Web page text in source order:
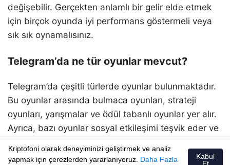
değişebilir. Gerçekten anlamlı bir gelir elde etmek
için birçok oyunda iyi performans göstermeli veya
sık sık oynamalısınız.
Telegram’da ne tür oyunlar mevcut?
Telegram’da çeşitli türlerde oyunlar bulunmaktadır.
Bu oyunlar arasında bulmaca oyunları, strateji
oyunları, yarışmalar ve ödül tabanlı oyunlar yer alır.
Ayrıca, bazı oyunlar sosyal etkileşimi teşvik eder ve
platformu, oyunların kolayca oynanabilmesi için
Kriptofoni olarak deneyiminizi geliştirmek ve analiz
yapmak için çerezlerden yararlanıyoruz. Daha Fazla
Kabul
Et